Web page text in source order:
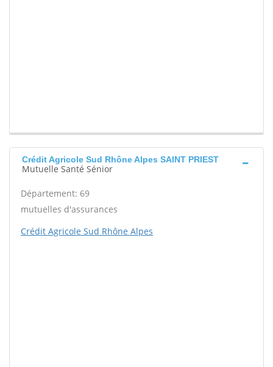
Crédit Agricole Sud Rhône Alpes SAINT PRIEST
Mutuelle Santé Sénior
Département: 69
mutuelles d'assurances
Crédit Agricole Sud Rhône Alpes